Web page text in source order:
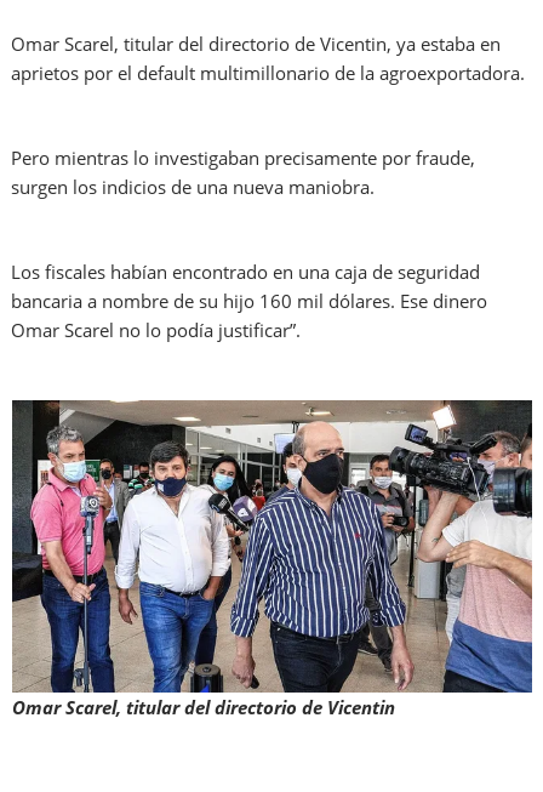
Omar Scarel, titular del directorio de Vicentin, ya estaba en
aprietos por el default multimillonario de la agroexportadora.
Pero mientras lo investigaban precisamente por fraude,
surgen los indicios de una nueva maniobra.
Los fiscales habían encontrado en una caja de seguridad
bancaria a nombre de su hijo 160 mil dólares. Ese dinero
Omar Scarel no lo podía justificar”.
Omar Scarel, titular del directorio de Vicentin